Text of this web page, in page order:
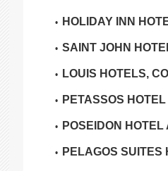
HOLIDAY INN
SAINT JOHN
LOUIS HOTELS,
PETASSOS
POSEIDON HOTEL
PELAGOS SUITES